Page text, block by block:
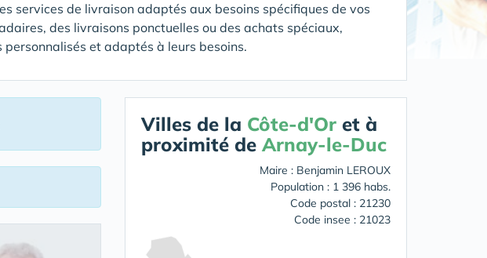
services de livraison adaptés aux besoins spécifiques de vos
des livraisons ponctuelles ou des achats spéciaux,
et adaptés à leurs besoins.
Villes de la Côte-d'Or et à
proximité de Arnay-le-Duc
Maire : Benjamin LEROUX
Population : 1 396 habs.
Code postal : 21230
Code insee : 21023